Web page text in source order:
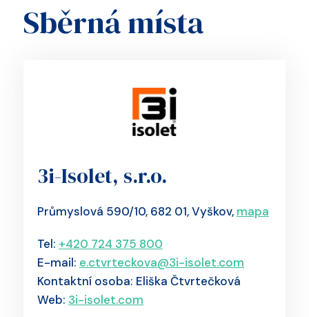
Sběrná místa
3i-Isolet, s.r.o.
Průmyslová 590/10, 682 01, Vyškov, mapa
Tel: +420 724 375 800
E-mail: e.ctvrteckova@3i-isolet.com
Kontaktní osoba: Eliška Čtvrtečková
Web: 3i-isolet.com